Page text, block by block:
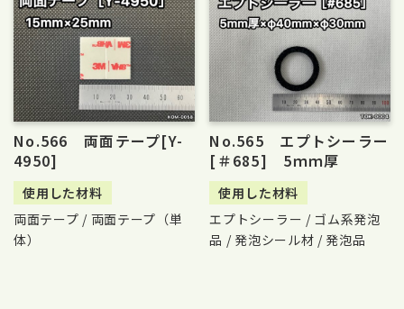
No.566 両面テープ[Y-
4950]
使用した材料
両面テープ / 両面テープ（単
体）
No.565 エプトシーラー
[＃685] 5ｍｍ厚
使用した材料
エプトシーラー / ゴム系発泡
品 / 発泡シール材 / 発泡品